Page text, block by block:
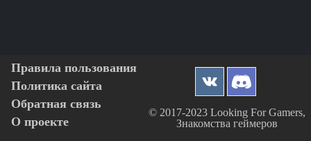
Правила пользования
Политика сайта
Обратная связь
О проекте
© 2017-2023 Looking For Gamers,
Знакомства геймеров